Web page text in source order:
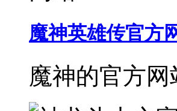
魔神英雄传官方
魔神的官方网